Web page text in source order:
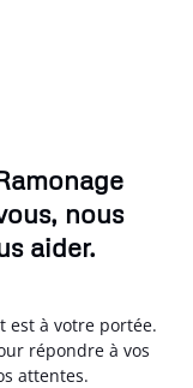
nous
aider.
est à votre portée.
répondre à vos
attentes.